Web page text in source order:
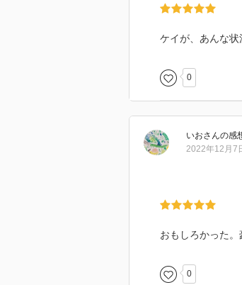
ケイが、あんな状
0
いおさんの感
2022年12月7
おもしろかった。
0